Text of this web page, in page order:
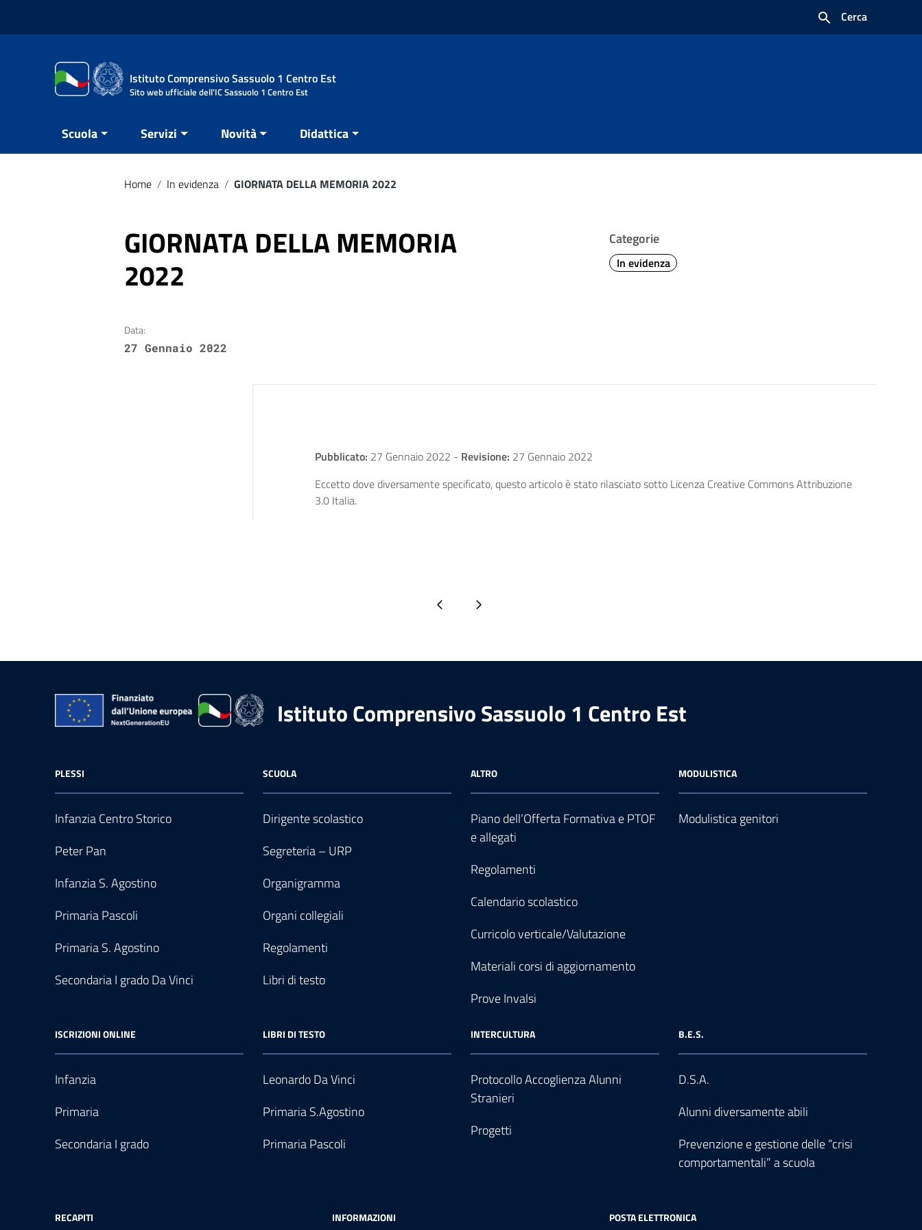
Cerca
Istituto Comprensivo Sassuolo 1 Centro Est
Sito web ufficiale dell'IC Sassuolo 1 Centro Est
Scuola Servizi Novità Didattica
Home / In evidenza / GIORNATA DELLA MEMORIA 2022
GIORNATA DELLA MEMORIA
2022
Categorie
In evidenza
Data:
27 Gennaio 2022
Pubblicato: 27 Gennaio 2022 - Revisione: 27 Gennaio 2022
Eccetto dove diversamente specificato, questo articolo è stato rilasciato sotto Licenza Creative Commons Attribuzione
3.0 Italia.
Pagina precedentePagina successiva
Istituto Comprensivo Sassuolo 1 Centro Est
PLESSI
Infanzia Centro Storico
Peter Pan
Infanzia S. Agostino
Primaria Pascoli
Primaria S. Agostino
Secondaria I grado Da Vinci
SCUOLA
Dirigente scolastico
Segreteria – URP
Organigramma
Organi collegiali
Regolamenti
Libri di testo
ALTRO
Piano dell’Offerta Formativa e PTOF
e allegati
Regolamenti
Calendario scolastico
Curricolo verticale/Valutazione
Materiali corsi di aggiornamento
Prove Invalsi
MODULISTICA
Modulistica genitori
ISCRIZIONI ONLINE
Infanzia
Primaria
Secondaria I grado
LIBRI DI TESTO
Leonardo Da Vinci
Primaria S.Agostino
Primaria Pascoli
INTERCULTURA
Protocollo Accoglienza Alunni
Stranieri
Progetti
B.E.S.
D.S.A.
Alunni diversamente abili
Prevenzione e gestione delle “crisi
comportamentali” a scuola
RECAPITI INFORMAZIONI POSTA ELETTRONICA